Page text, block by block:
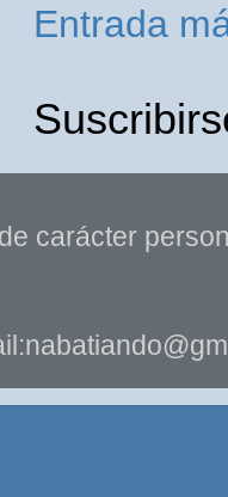
Entrada
carácter